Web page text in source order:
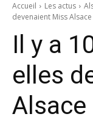
Accueil Les actus
devenaient Miss Alsace
Il y a
elles
Alsace